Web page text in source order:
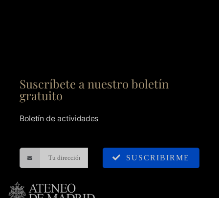
Suscríbete a nuestro boletín
gratuito
Boletín de actividades
SUSCRIBIRME